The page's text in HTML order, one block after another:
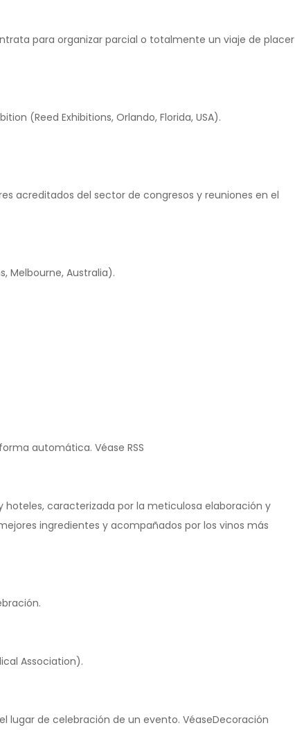
para organizar parcial o totalmente un viaje de placer
(Reed Exhibitions, Orlando, Florida, USA).
acreditados del sector de congresos y reuniones en el
Melbourne, Australia).
automática. Véase RSS
caracterizada por la meticulosa elaboración y
ingredientes y acompañados por los vinos más
Association).
de celebración de un evento. VéaseDecoración